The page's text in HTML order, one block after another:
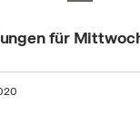
für